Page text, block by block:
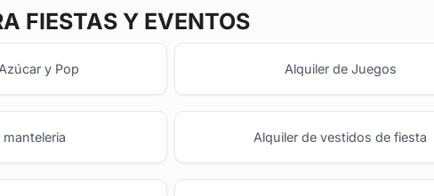
FIESTAS Y EVENTOS
y Pop Alquiler de Juegos
Alquiler de vestidos de fiesta